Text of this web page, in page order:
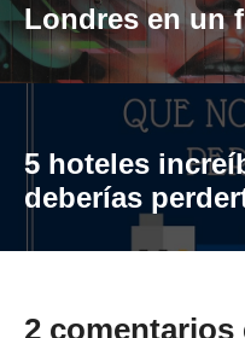
Londres en un
5 hoteles
deberías
2 comentarios